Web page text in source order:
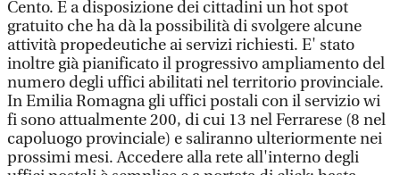
Cento. È a disposizione dei cittadini un hot spot
gratuito che ha dà la possibilità di svolgere alcune
attività propedeutiche ai servizi richiesti. E' stato
inoltre già pianificato il progressivo ampliamento del
numero degli uffici abilitati nel territorio provinciale.
In Emilia Romagna gli uffici postali con il servizio wi
fi sono attualmente 200, di cui 13 nel Ferrarese (8 nel
capoluogo provinciale) e saliranno ulteriormente nei
prossimi mesi. Accedere alla rete all'interno degli